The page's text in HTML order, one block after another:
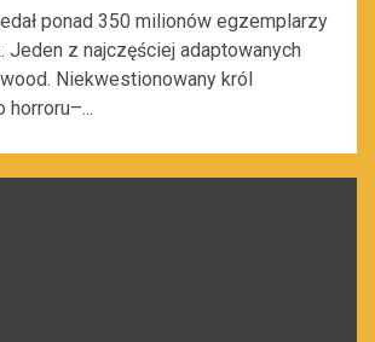
ponad 350 milionów egzemplarzy
Jeden z najczęściej adaptowanych
Niekwestionowany król
horroru–...